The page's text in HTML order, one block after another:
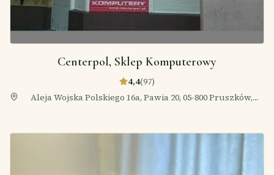
Centerpol, Sklep Komputerowy
4,4(97)
Aleja Wojska Polskiego 16a, Pawia 20, 05-800 Pruszków,